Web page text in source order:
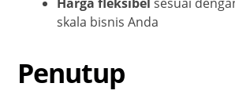
Harga fleksibel sesuai
skala bisnis Anda
Penutup